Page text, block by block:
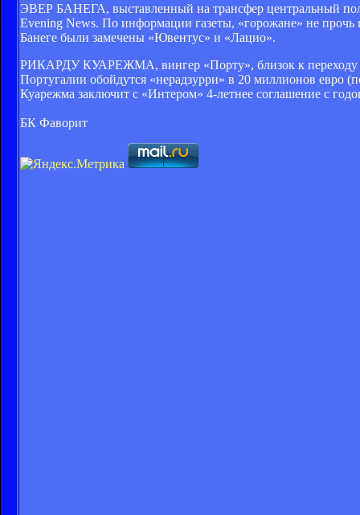
ЭВЕР БАНЕГА, выставленный на трансфер центральный
Evening News. По информации газеты, «горожане» не прочь
Банеге были замечены «Ювентус» и «Лацио».
РИКАРДУ КУАРЕЖМА, вингер «Порту», близок к переходу в
Португалии обойдутся «нерадзурри» в 20 миллионов евро
Куарежма заключит с «Интером» 4-летнее соглашение с
БК Фаворит